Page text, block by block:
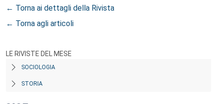
← Torna ai dettagli della Rivista
← Torna agli articoli
LE RIVISTE DEL MESE
SOCIOLOGIA
STORIA